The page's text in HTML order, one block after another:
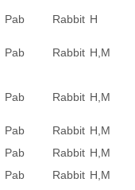
Pab Rabbit H
Pab Rabbit H,M
Pab Rabbit H,M
Pab Rabbit H,M
Pab Rabbit H,M
Pab Rabbit H,M